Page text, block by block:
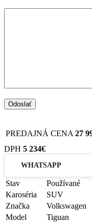
PREDAJNÁ CENA 27
DPH 5 234€
WHATSAPP
Stav
Používané
Karoséria
SUV
Značka
Volkswagen
Model
Tiguan